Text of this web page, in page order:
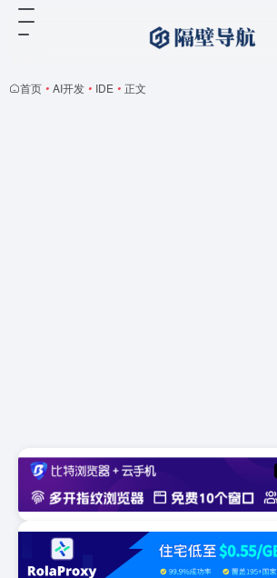
首页 • AI开发 • IDE • 正文